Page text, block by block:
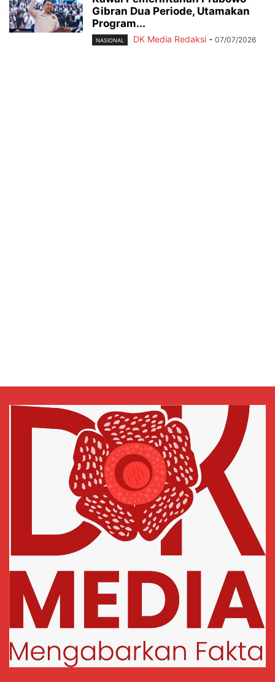
Gibran Dua Periode, Utamakan
Program...
NASIONAL DK Media Redaksi - 07/07/2026